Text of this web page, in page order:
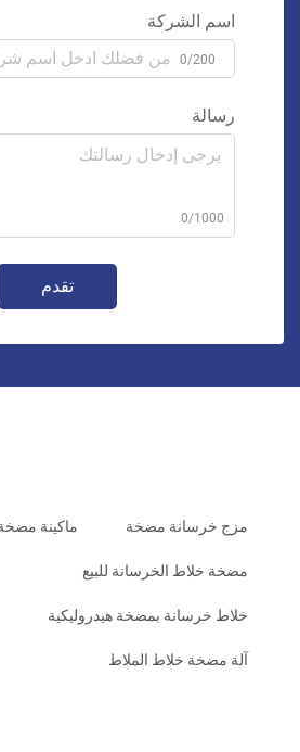
اسم الشركة
0/200
رسالة
0/1000
تقدم
مزج خرسانة مضخة ماكينة
مضخة خلاط الخرسانة للبيع
خلاط خرسانة بمضخة هيدروليكية
آلة مضخة خلاط الملاط